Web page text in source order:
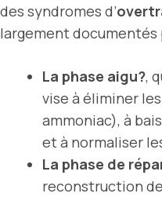
des syndromes d’
largement documentés
La phase aigu?,
vise à éliminer
ammoniac), à
et à normaliser
La phase de
reconstruction